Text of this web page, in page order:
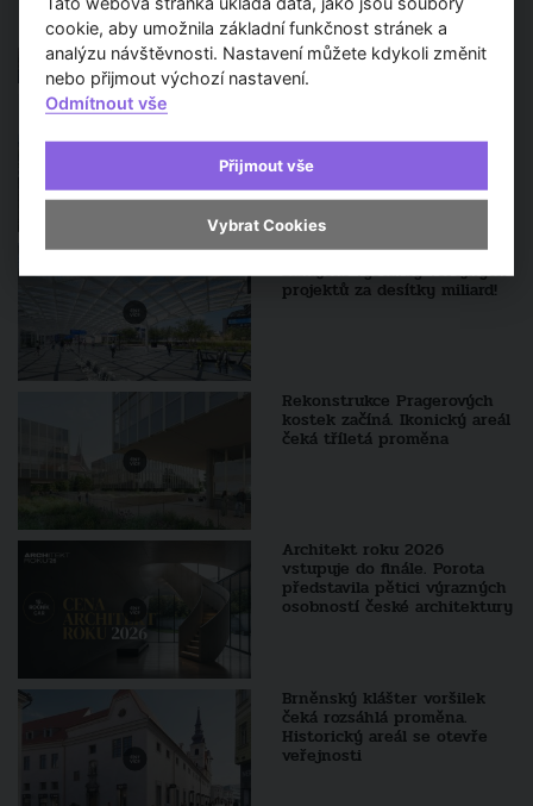
nádraží, chtějí tam stavět
byty
Hlavní město letos čeká
zahájení výstavby veřejných
projektů za desítky miliard!
Rekonstrukce Pragerových
kostek začíná. Ikonický areál
čeká tříletá proměna
Architekt roku 2026
vstupuje do finále. Porota
představila pětici výrazných
osobností české architektury
Brněnský klášter voršilek
čeká rozsáhlá proměna.
Historický areál se otevře
veřejnosti
cookie, aby umožnila základní funkčnost stránek a
analýzu návštěvnosti. Nastavení můžete kdykoli změnit
nebo přijmout výchozí nastavení.
Odmítnout vše
Přijmout vše
Vybrat Cookies